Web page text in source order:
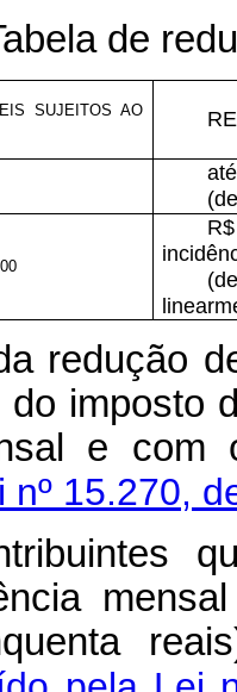
de
SUJEITOS AO
redução
do imposto
e
15.270,